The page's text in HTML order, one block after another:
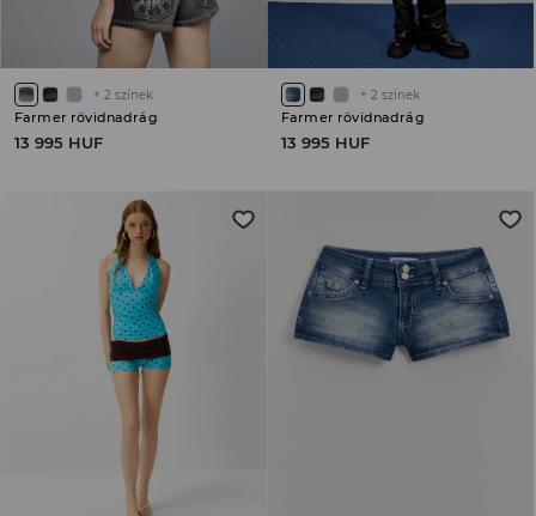
+ 2 színek
Farmer rövidnadrág
13 995 HUF
+ 2 színek
Farmer rövidnadrág
13 995 HUF